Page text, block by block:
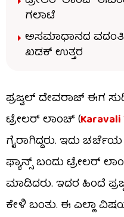
ಗಲಾಟೆ
ಅಸಮಾಧಾನದ
ಖಡಕ್ ಉತ್ತರ
ಪ್ರಜ್ವಲ್ ದೇವರಾಜ್ ಈಗ
ಟ್ರೇಲರ್ ಲಾಂಚ್ (
ಗೈರಾಗಿದ್ದರು. ಇದು
ಫ್ಯಾನ್ಸ್ ಬಂದು ಟ್ರೇಲರ್
ಮಾಡಿದರು. ಇದರ ಹಿಂದೆ
ಕೇಳಿ ಬಂತು. ಈ ಎಲ್ಲಾ